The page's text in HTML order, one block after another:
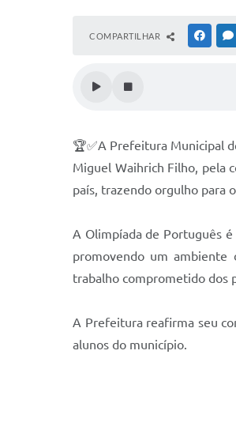
COMPARTILHAR
🏆✅A Prefeitura Municipal
Miguel Waihrich Filho, pela
país, trazendo orgulho para
A Olimpíada de Português
promovendo um ambiente
trabalho comprometido dos
A Prefeitura reafirma seu
alunos do município.